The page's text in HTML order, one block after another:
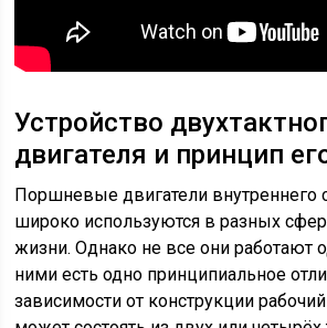
Устройство
двигателя и принцип
Поршневые двигатели внутреннего
широко используются в разных
жизни. Однако не все они работают
ними есть одно принципиальное
зависимости от конструкции